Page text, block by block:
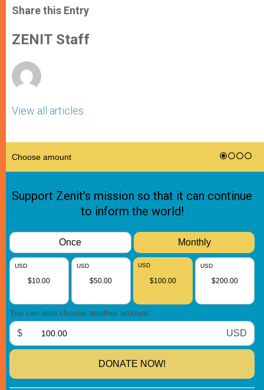
t
s
p
p
s
e
g
e
e
b
o
k
Share this Entry
ZENIT Staff
View all articles